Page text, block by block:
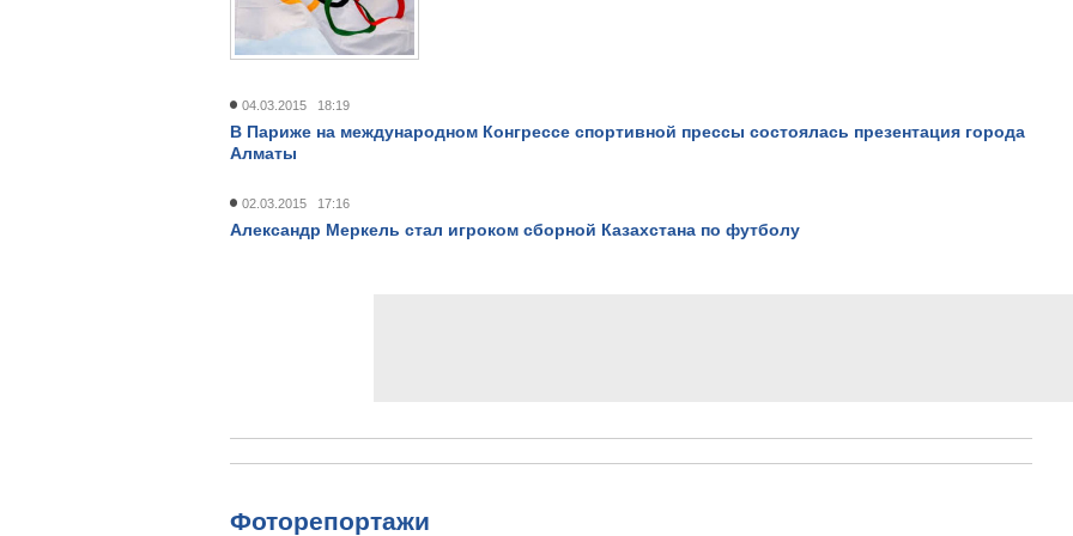
04.03.2015 18:19
В Париже на международном Конгрессе спортивной прессы состоялась презентация города
Алматы
02.03.2015 17:16
Александр Меркель стал игроком сборной Казахстана по футболу
Фоторепортажи